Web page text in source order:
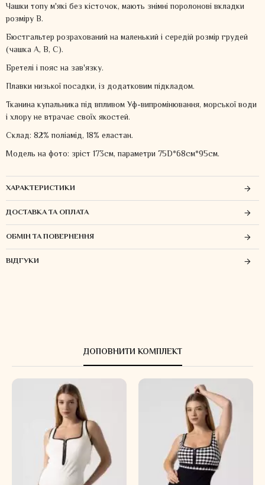
Чашки топу м'які без кісточок, мають знімні поролонові вкладки
розміру В.
Бюстгальтер розрахований на маленький і середій розмір грудей
(чашка А, В, С).
Бретелі і пояс на зав'язку.
Плавки низької посадки, із додатковим підкладом.
Тканина купальника під впливом Уф-випромінювання, морської води
і хлору не втрачає своїх якостей.
Склад: 82% поліамід, 18% еластан.
Модель на фото: зріст 173см, параметри 75D*68см*95см.
ХАРАКТЕРИСТИКИ
ДОСТАВКА ТА ОПЛАТА
ОБМІН ТА ПОВЕРНЕННЯ
ВІДГУКИ
ДОПОВНИТИ КОМПЛЕКТ